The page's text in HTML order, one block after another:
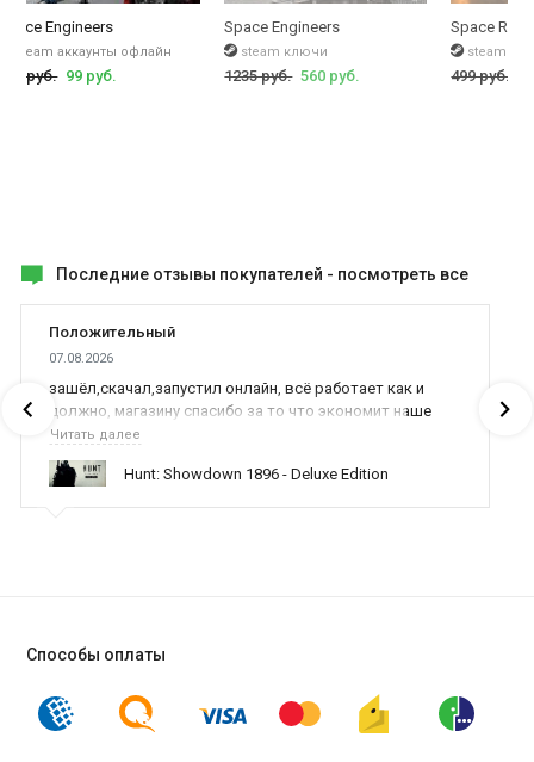
Engineers
steam аккаунты офлайн
руб. 99 руб.
Space Engineers
steam ключи
1235 руб. 560 руб.
Space
steam
499 руб.
Последние отзывы покупателей - посмотреть все
Положительный
07.08.2026
зашёл,скачал,запустил онлайн, всё работает как и
должно, магазину спасибо за то что экономит наше
время,нервы и деньги, ребята вы красава оказываете
поддержку населению и походу из всех только вы и
оказываете помощь
Читать далее
Hunt: Showdown 1896 - Deluxe Edition
Способы оплаты